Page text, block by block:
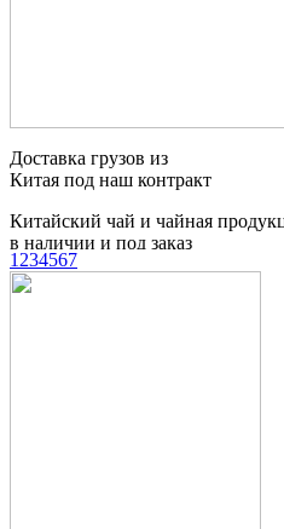
1234567